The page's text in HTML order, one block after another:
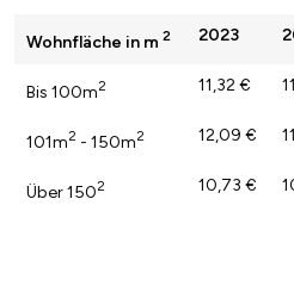
Wohnfläche in m 2 2023
Bis 100m2 11,32 €
101m2 - 150m2 12,09 €
Über 1502 10,73 €